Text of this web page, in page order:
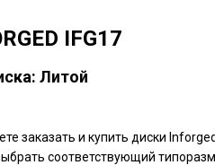
IFG17
Литой
заказать и купить диски
соответствующий